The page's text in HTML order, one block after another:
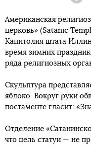
Американская
церковь» (Satanic
Капитолия штата
время зимних
ряда религиозных
Скульптура
яблоко. Вокруг руки
постаменте гласит:
Отделение
что цель статуи — не